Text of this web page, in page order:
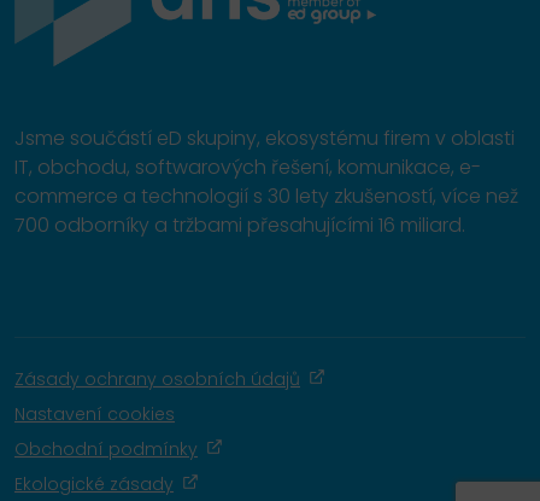
Jsme součástí eD skupiny, ekosystému firem v oblasti
IT, obchodu, softwarových řešení, komunikace, e-
commerce a technologií s 30 lety zkušeností, více než
700 odborníky a tržbami přesahujícími 16 miliard.
Zásady ochrany osobních údajů
Nastavení cookies
Obchodní podmínky
Ekologické zásady